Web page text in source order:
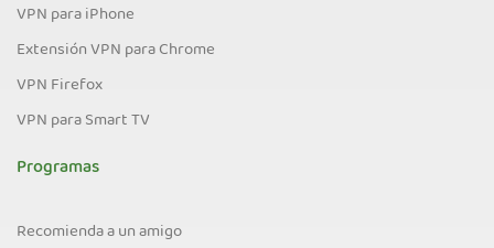
VPN para iPhone
Extensión VPN para Chrome
VPN Firefox
VPN para Smart TV
Programas
Recomienda a un amigo